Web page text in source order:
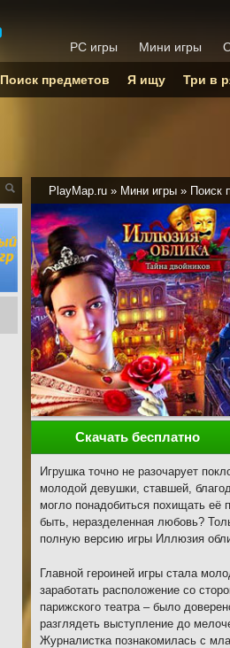
PlayMap.ru » Мини игры » Поиск
Скачать бесплатно
Игрушка точно не разочарует
молодой девушки, ставшей,
могло понадобиться похищать
быть, неразделенная любовь?
полную версию игры Иллюзия
Главной героиней игры стала
заработать расположение со
парижского театра – было
разглядеть выступление до
Журналистка познакомилась с
PC игры Мини игры
Поиск предметов Я ищу Три в